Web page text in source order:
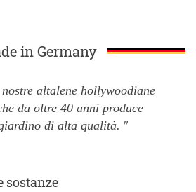
in Germany
altalene hollywoodiane
da oltre 40 anni produce
di alta qualità.
sostanze